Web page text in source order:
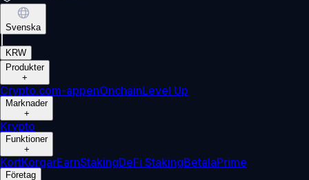
Svenska
KRW
Produkter
+
Crypto.com-appenOnchainLevel Up
Marknader
+
Krypto
Funktioner
+
KortKorgarEarnStakingDeFi StakingBetalaPrime
Företag